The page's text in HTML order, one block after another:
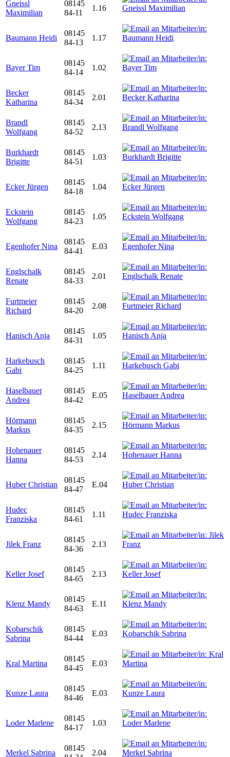
Gneissl
Maximilian
08145
84-11
1.16
Baumann Heidi
08145
84-13
1.17
Bayer Tim
08145
84-14
1.02
Becker
Katharina
08145
84-34
2.01
Brandl
Wolfgang
08145
84-52
2.13
Burkhardt
Brigitte
08145
84-51
1.03
Ecker Jürgen
08145
84-18
1.04
Eckstein
Wolfgang
08145
84-23
1.05
Egenhofer Nina
08145
84-41
E.03
Englschalk
Renate
08145
84-33
2.01
Furtmeier
Richard
08145
84-20
2.08
Hanisch Anja
08145
84-31
1.05
Harkebusch
Gabi
08145
84-25
1.11
Haselbauer
Andrea
08145
84-42
E.05
Hörmann
Markus
08145
84-35
2.15
Hohenauer
Hanna
08145
84-53
2.14
Huber Christian
08145
84-47
E.04
Hudec
Franziska
08145
84-61
1.11
Jilek Franz
08145
84-36
2.13
Keller Josef
08145
84-65
2.13
Klenz Mandy
08145
84-63
E.11
Kobarschik
Sabrina
08145
84-44
E.03
Kral Martina
08145
84-45
E.03
Kunze Laura
08145
84-46
E.03
Loder Marlene
08145
84-17
1.03
Merkel Sabrina
08145
2.04